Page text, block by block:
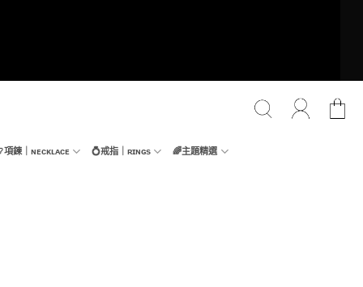
項鍊｜ɴᴇᴄᴋʟᴀᴄᴇ 💍戒指｜ʀɪɴɢs 🌈主題精選